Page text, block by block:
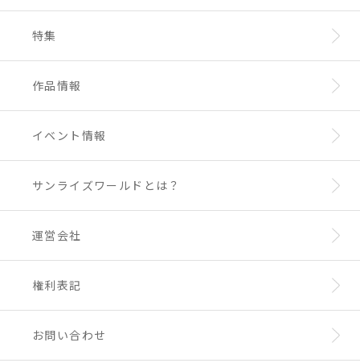
特集
作品情報
イベント情報
サンライズワールドとは？
運営会社
権利表記
お問い合わせ